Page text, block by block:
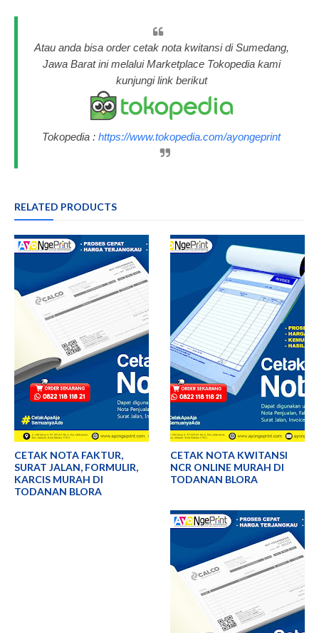
Atau anda bisa order cetak nota kwitansi di Sumedang,
Jawa Barat ini melalui Marketplace Tokopedia kami
kunjungi link berikut
Tokopedia : https://www.tokopedia.com/ayongeprint
RELATED PRODUCTS
CETAK NOTA FAKTUR,
SURAT JALAN, FORMULIR,
KARCIS MURAH DI
TODANAN BLORA
CETAK NOTA KWITANSI
NCR ONLINE MURAH DI
TODANAN BLORA